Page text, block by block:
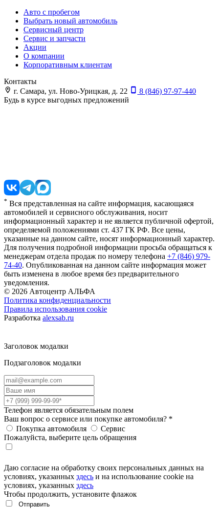
Авто с пробегом
Выбрать новый автомобиль
Сервисный центр
Сервис и запчасти
Акции
О компании
Корпоративным клиентам
Контакты
г. Самара, ул. Ново-Урицкая, д. 22
8 (846) 97-97-440
Будь в курсе выгодных предложений
* Вся представленная на сайте информация, касающаяся
автомобилей и сервисного обслуживания, носит
информационный характер и не является публичной офертой,
определяемой положениями ст. 437 ГК РФ. Все цены,
указанные на данном сайте, носят информационный характер.
Для получения подробной информации просьба обращаться к
менеджерам отдела продаж по номеру телефона +7 (846) 979-
74-40. Опубликованная на данном сайте информация может
быть изменена в любое время без предварительного
уведомления.
© 2026 Автоцентр АЛЬФА
Политика конфиденциальности
Правила использования cookie
Разработка alexsab.ru
Заголовок модалки
Подзаголовок модалки
Телефон является обязательным полем
Ваш вопрос о сервисе или покупке автомобиля? *
Покупка автомобиля
Сервис
Пожалуйста, выберите цель обращения
Даю согласие на обработку своих персональных данных на
условиях, указанных здесь и на использование cookie на
условиях, указанных здесь
Чтобы продолжить, установите флажок